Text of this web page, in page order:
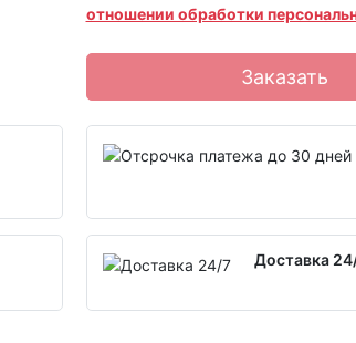
отношении обработки
Заказать
Доставка